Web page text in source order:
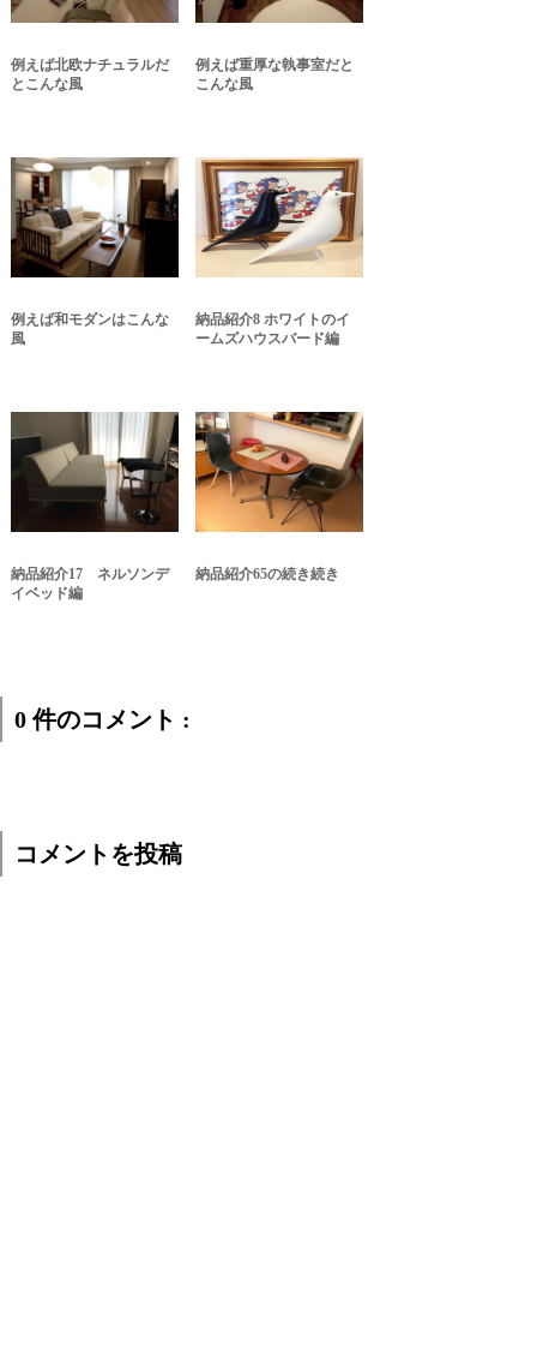
例えば北欧ナチュラルだ
とこんな風
例えば重厚な執事室だと
こんな風
例えば和モダンはこんな
風
納品紹介8 ホワイトのイ
ームズハウスバード編
納品紹介17 ネルソンデ
イベッド編
納品紹介65の続き続き
0 件のコメント :
コメントを投稿